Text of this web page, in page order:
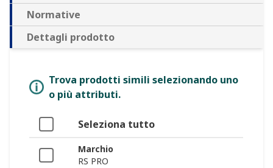
Normative
Dettagli prodotto
Trova prodotti simili selezionando uno
o più attributi.
Seleziona tutto
Marchio
RS PRO